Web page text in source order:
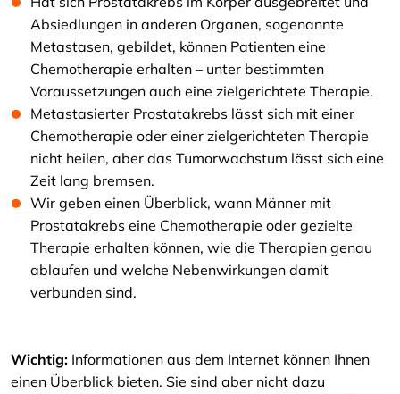
Absiedlungen in anderen Organen, sogenannte
Metastasen, gebildet, können Patienten eine
Chemotherapie erhalten – unter bestimmten
Voraussetzungen auch eine zielgerichtete Therapie.
Metastasierter Prostatakrebs lässt sich mit einer
Chemotherapie oder einer zielgerichteten Therapie
nicht heilen, aber das Tumorwachstum lässt sich eine
Zeit lang bremsen.
Wir geben einen Überblick, wann Männer mit
Prostatakrebs eine Chemotherapie oder gezielte
Therapie erhalten können, wie die Therapien genau
ablaufen und welche Nebenwirkungen damit
verbunden sind.
Wichtig: Informationen aus dem Internet können Ihnen
einen Überblick bieten. Sie sind aber nicht dazu